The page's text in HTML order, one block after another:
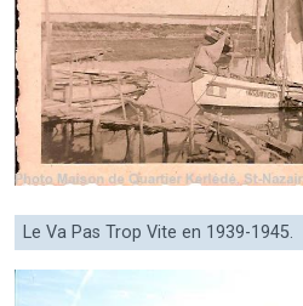
Le Va Pas Trop Vite en 1939-1945.